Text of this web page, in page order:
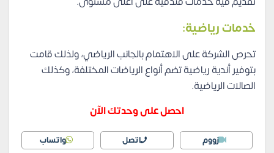
خدمات رياضية:
تحرص الشركة على الاهتمام بالجانب الرياضي، ولذلك قامت
بتوفير أندية رياضية تضم أنواع الرياضات المختلفة، وكذلك
الصالات الرياضية.
احصل على وحدتك الآن
زووم اتصل واتساب